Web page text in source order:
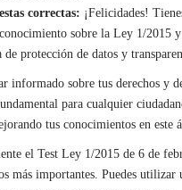
correctas: ¡Felicidades!
sobre la Ley 1/2015
de protección de datos y
informado sobre tus derechos y
para cualquier
tus conocimientos en este
el Test Ley 1/2015 de 6 de
más importantes. Puedes utilizar